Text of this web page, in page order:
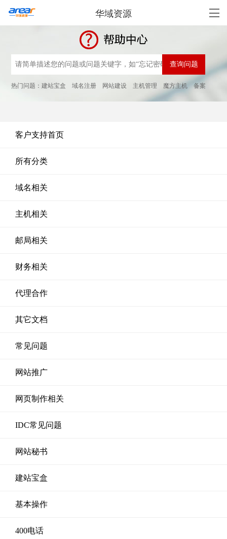
华域资源
热门问题：建站宝盒 域名注册 网站建设 主机管理 魔方主机 备案
客户支持首页
所有分类
域名相关
主机相关
邮局相关
财务相关
代理合作
其它文档
常见问题
网站推广
网页制作相关
IDC常见问题
网站秘书
建站宝盒
基本操作
400电话